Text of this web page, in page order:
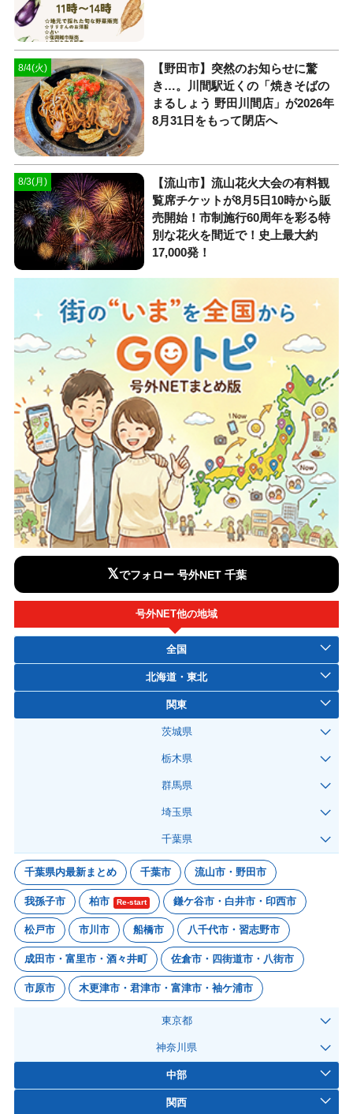
8/4(火)
【野田市】突然のお知らせに驚
き…。川間駅近くの「焼きそばの
まるしょう 野田川間店」が2026年
8月31日をもって閉店へ
8/3(月)
【流山市】流山花火大会の有料観
覧席チケットが8月5日10時から販
売開始！市制施行60周年を彩る特
別な花火を間近で！史上最大約
17,000発！
𝕏でフォロー 号外NET 千葉
号外NET他の地域
全国
北海道・東北
関東
茨城県
栃木県
群馬県
埼玉県
千葉県
千葉県内最新まとめ 千葉市 流山市・野田市
我孫子市 柏市 Re-start 鎌ケ谷市・白井市・印西市
松戸市 市川市 船橋市 八千代市・習志野市
成田市・富里市・酒々井町 佐倉市・四街道市・八街市
市原市 木更津市・君津市・富津市・袖ケ浦市
東京都
神奈川県
中部
関西